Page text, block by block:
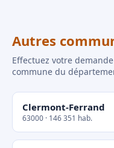
Autres
Effectuez votre
commune du
Clermont-Ferrand
63000 · 146 351 hab.